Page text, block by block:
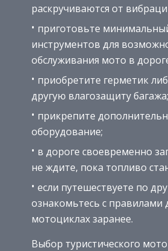
раскручиваются от
приготовьте
инструментов для
обслуживания мото в
приобретите герметик
другую влагозащиту багажа;
прикрепите
оборудование;
в дороге своевременно
не ждите, пока топливо
если путешествуете по
ознакомьтесь с правилами
мотоциклах заранее.
Выбор туристического